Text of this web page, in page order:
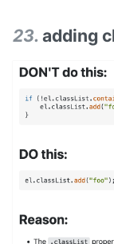
23. adding